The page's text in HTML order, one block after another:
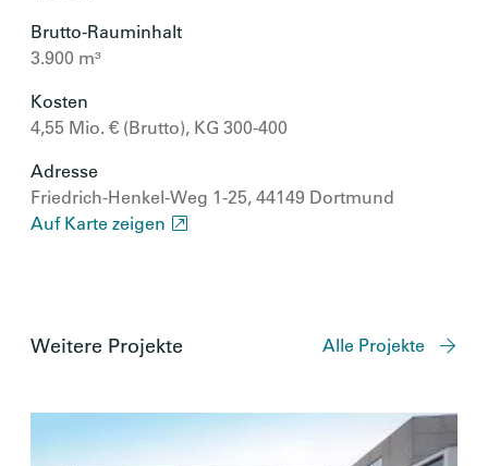
Brutto-Rauminhalt
3.900 m³
Kosten
4,55 Mio. € (Brutto), KG 300-400
Adresse
Friedrich-Henkel-Weg 1-25, 44149 Dortmund
Auf Karte zeigen
Weitere Projekte Alle Projekte